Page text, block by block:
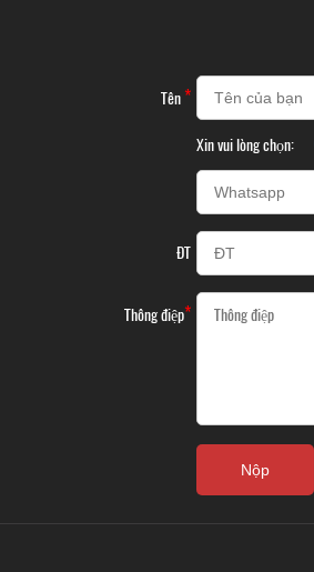
Tên *
Xin vui lòng chọn:
ĐT
Thông điệp*